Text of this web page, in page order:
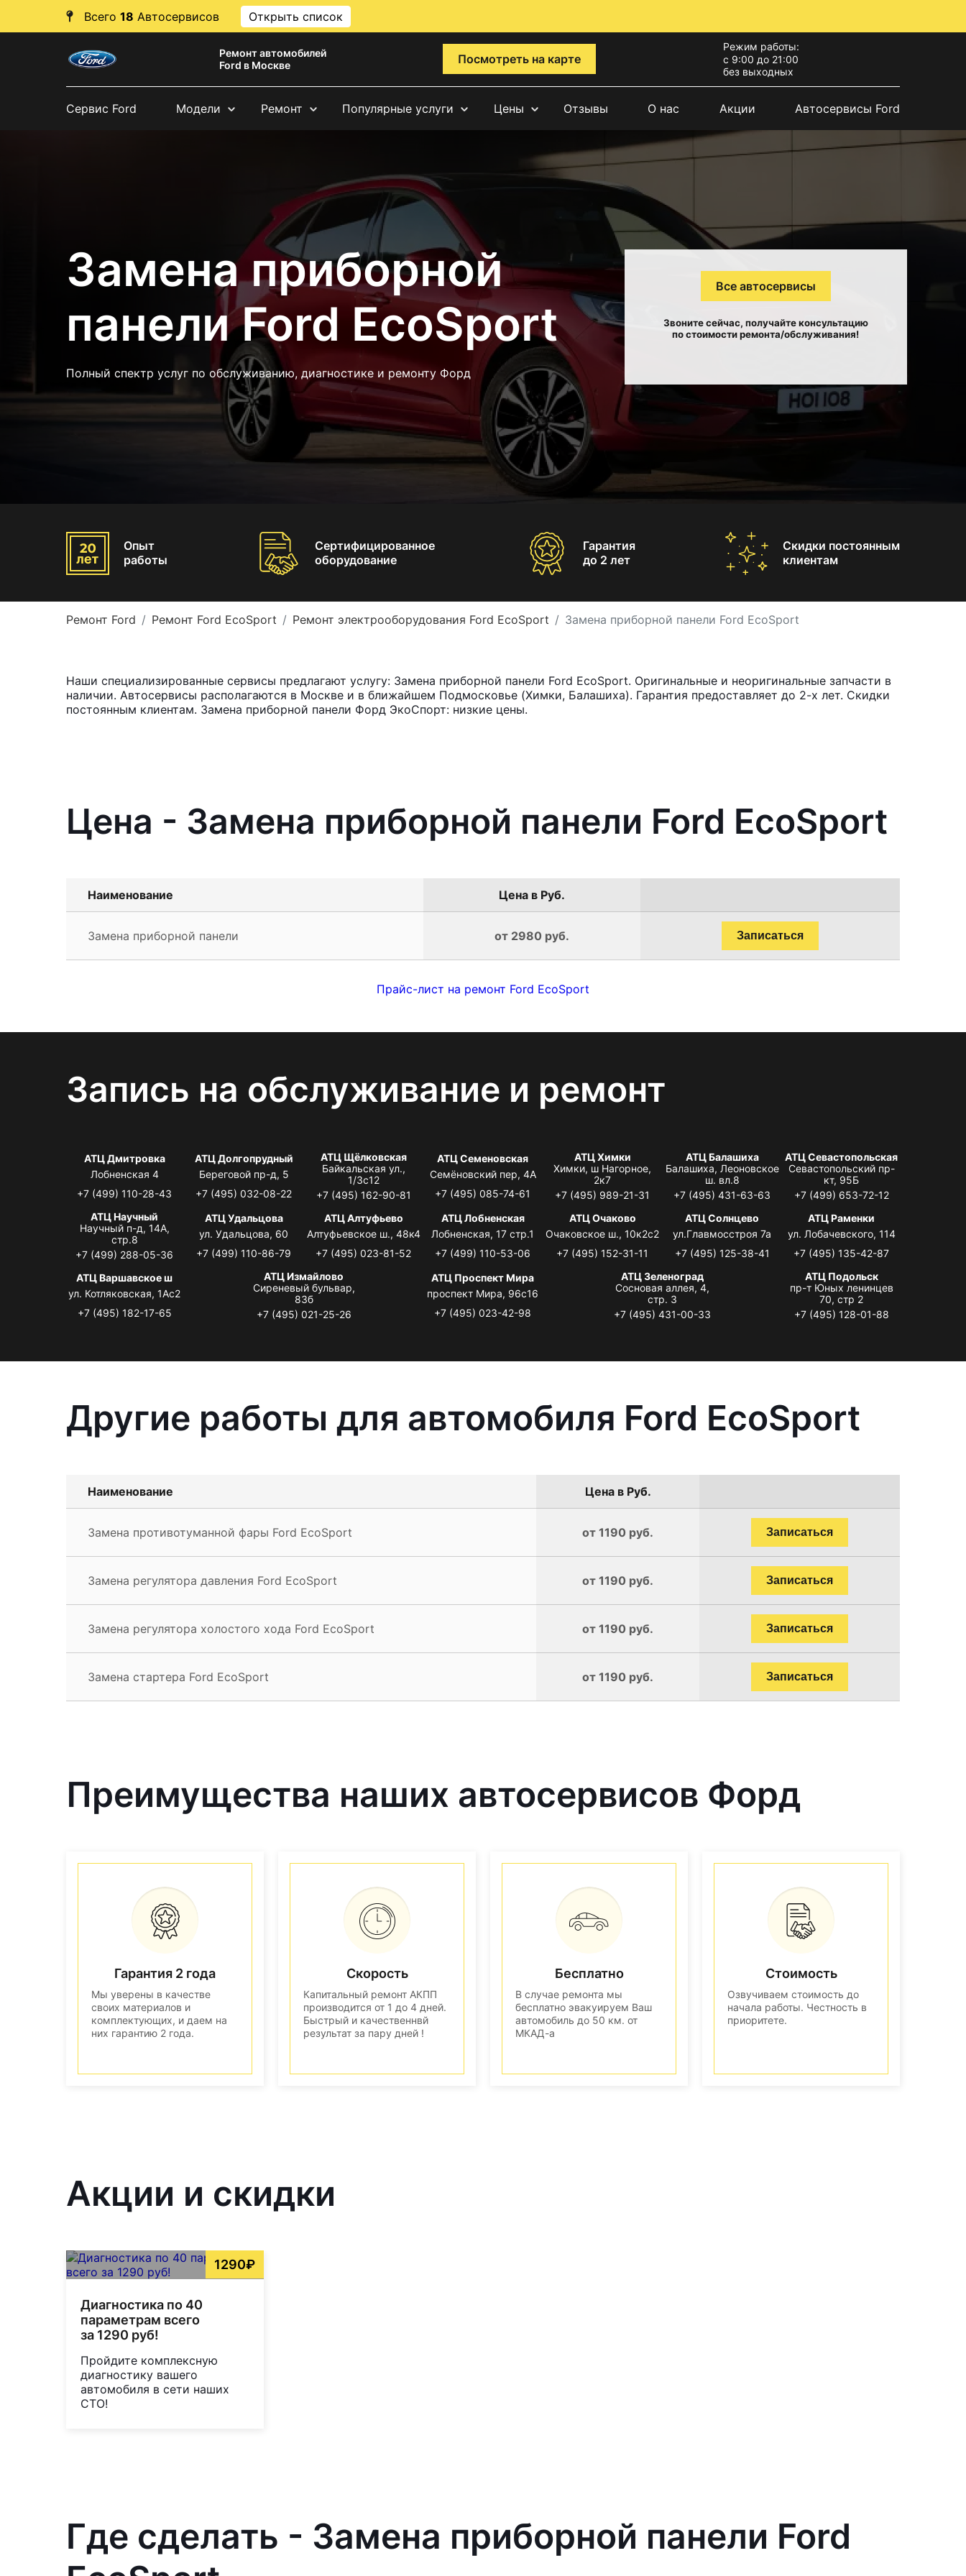
Всего 18 Автосервисов Открыть список
Ремонт автомобилей
Ford в Москве
Посмотреть на карте
Режим работы:
с 9:00 до 21:00
без выходных
Сервис Ford Модели Ремонт Популярные услуги Цены Отзывы О нас Акции Автосервисы Ford
Замена приборной
панели Ford EcoSport
Полный спектр услуг по обслуживанию, диагностике и ремонту Форд
Все автосервисы
Звоните сейчас, получайте консультацию
по стоимости ремонта/обслуживания!
Опыт
работы
Сертифицированное
оборудование
Гарантия
до 2 лет
Скидки постоянным
клиентам
Ремонт Ford Ремонт Ford EcoSport Ремонт электрооборудования Ford EcoSport Замена приборной панели Ford EcoSport
Наши специализированные сервисы предлагают услугу: Замена приборной панели Ford EcoSport. Оригинальные и неоригинальные запчасти в
наличии. Автосервисы располагаются в Москве и в ближайшем Подмосковье (Химки, Балашиха). Гарантия предоставляет до 2-х лет. Скидки
постоянным клиентам. Замена приборной панели Форд ЭкоСпорт: низкие цены.
Цена - Замена приборной панели Ford EcoSport
Наименование Цена в Руб.
Замена приборной панели от 2980 руб. Записаться
Прайс-лист на ремонт Ford EcoSport
Запись на обслуживание и ремонт
АТЦ Дмитровка
Лобненская 4
+7 (499) 110-28-43
АТЦ Долгопрудный
Береговой пр-д, 5
+7 (495) 032-08-22
АТЦ Щёлковская
Байкальская ул.,
1/3с12
+7 (495) 162-90-81
АТЦ Семеновская
Семёновский пер, 4А
+7 (495) 085-74-61
АТЦ Химки
Химки, ш Нагорное,
2к7
+7 (495) 989-21-31
АТЦ Балашиха
Балашиха, Леоновское
ш. вл.8
+7 (495) 431-63-63
АТЦ Севастопольская
Севастопольский пр-
кт, 95Б
+7 (499) 653-72-12
АТЦ Научный
Научный п-д, 14А,
стр.8
+7 (499) 288-05-36
АТЦ Удальцова
ул. Удальцова, 60
+7 (499) 110-86-79
АТЦ Алтуфьево
Алтуфьевское ш., 48к4
+7 (495) 023-81-52
АТЦ Лобненская
Лобненская, 17 стр.1
+7 (499) 110-53-06
АТЦ Очаково
Очаковское ш., 10к2с2
+7 (495) 152-31-11
АТЦ Солнцево
ул.Главмосстроя 7а
+7 (495) 125-38-41
АТЦ Раменки
ул. Лобачевского, 114
+7 (495) 135-42-87
АТЦ Варшавское ш
ул. Котляковская, 1Ас2
+7 (495) 182-17-65
АТЦ Измайлово
Сиреневый бульвар,
83б
+7 (495) 021-25-26
АТЦ Проспект Мира
проспект Мира, 96с16
+7 (495) 023-42-98
АТЦ Зеленоград
Сосновая аллея, 4,
стр. 3
+7 (495) 431-00-33
АТЦ Подольск
пр-т Юных ленинцев
70, стр 2
+7 (495) 128-01-88
Другие работы для автомобиля Ford EcoSport
Наименование Цена в Руб.
Замена противотуманной фары Ford EcoSport от 1190 руб. Записаться
Замена регулятора давления Ford EcoSport от 1190 руб. Записаться
Замена регулятора холостого хода Ford EcoSport от 1190 руб. Записаться
Замена стартера Ford EcoSport от 1190 руб. Записаться
Преимущества наших автосервисов Форд
Гарантия 2 года
Мы уверены в качестве
своих материалов и
комплектующих, и даем на
них гарантию 2 года.
Скорость
Капитальный ремонт АКПП
производится от 1 до 4 дней.
Быстрый и качественнвй
результат за пару дней !
Бесплатно
В случае ремонта мы
бесплатно эвакуируем Ваш
автомобиль до 50 км. от
МКАД-а
Стоимость
Озвучиваем стоимость до
начала работы. Честность в
приоритете.
Акции и скидки
1290₽
Диагностика по 40
параметрам всего
за 1290 руб!
Пройдите комплексную
диагностику вашего
автомобиля в сети наших
СТО!
Где сделать - Замена приборной панели Ford